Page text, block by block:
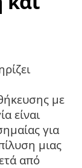
με
είναι
για
μιας
από